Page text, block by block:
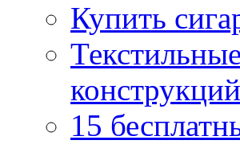
Купить
конструкций
15